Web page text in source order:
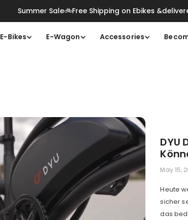
Summer Sale🚲Free Shipping on Ebikes
E-Bikes E-Wagon Accessories
DYU
May 15,
Heute
sicher
das